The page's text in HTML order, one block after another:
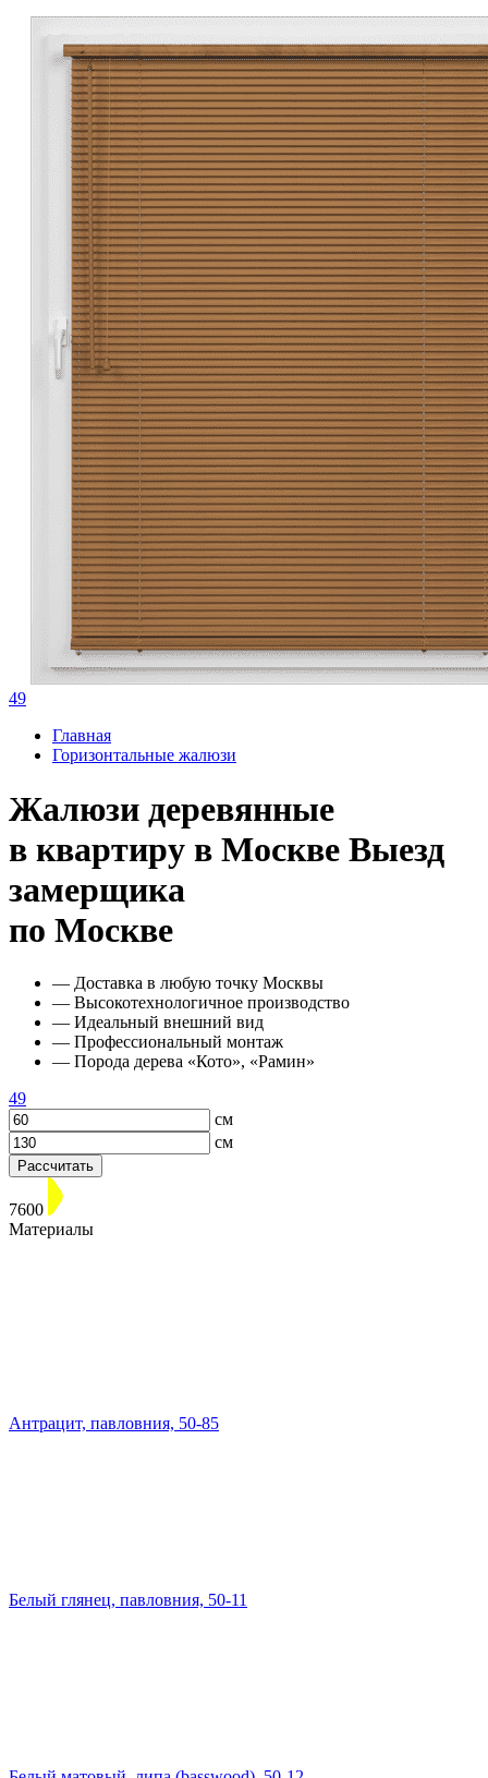
49
Главная
Горизонтальные жалюзи
Жалюзи деревянные
в квартиру в Москве Выезд
замерщика
по Москве
— Доставка в любую точку Москвы
— Высокотехнологичное производство
— Идеальный внешний вид
— Профессиональный монтаж
— Порода дерева «Кото», «Рамин»
49
см
см
Рассчитать
7600
Материалы
Антрацит, павловния, 50-85
Белый глянец, павловния, 50-11